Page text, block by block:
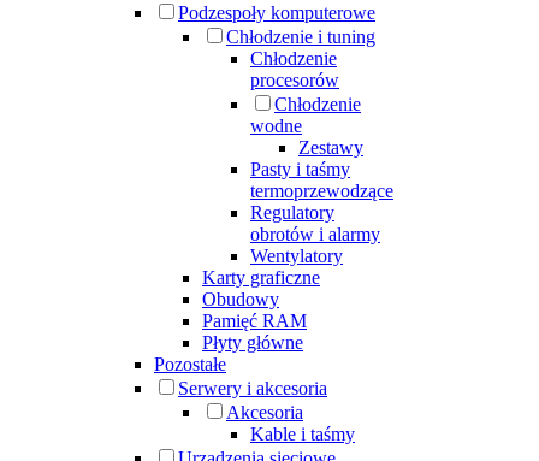
Podzespoły komputerowe
Chłodzenie i tuning
Chłodzenie
procesorów
Chłodzenie
wodne
Zestawy
Pasty i taśmy
termoprzewodzące
Regulatory
obrotów i alarmy
Wentylatory
Karty graficzne
Obudowy
Pamięć RAM
Płyty główne
Pozostałe
Serwery i akcesoria
Akcesoria
Kable i taśmy